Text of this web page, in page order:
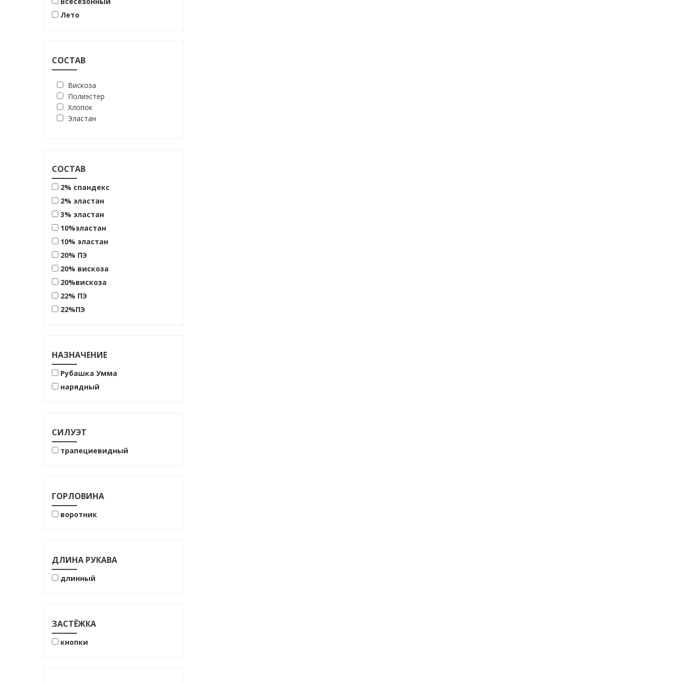
шоколадный
Лето
СОСТАВ
Вискоза
Полиэстер
Хлопок
Эластан
СОСТАВ
2% спандекс
2% эластан
3% эластан
10%эластан
10% эластан
20% ПЭ
20% вискоза
20%вискоза
22% ПЭ
22%ПЭ
38% полиэстер
47%вискоза
53%лен
60% вискоза
70% хлопок
72% хлопок
НАЗНАЧЕНИЕ
Рубашка Умма
нарядный
СИЛУЭТ
трапециевидный
ГОРЛОВИНА
воротник
ДЛИНА РУКАВА
длинный
ЗАСТЁЖКА
кнопки